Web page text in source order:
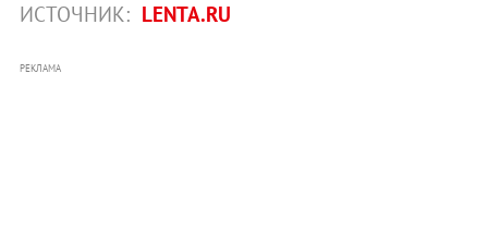
ИСТОЧНИК: LENTA.RU
РЕКЛАМА